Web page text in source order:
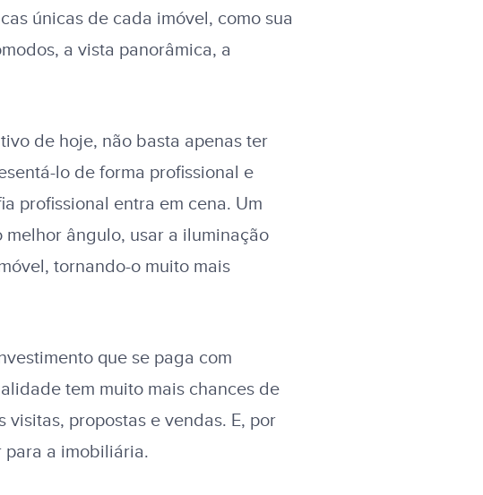
únicas de cada imóvel, como sua
a vista panorâmica, a
de hoje, não basta apenas ter
lo de forma profissional e
profissional entra em cena. Um
ângulo, usar a iluminação
tornando-o muito mais
que se paga com
tem muito mais chances de
propostas e vendas. E, por
para a imobiliária.